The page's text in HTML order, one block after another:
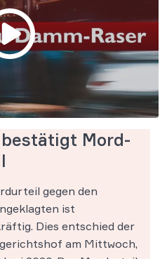
bestätigt Mord-
gegen den
ist
Dies entschied der
am Mittwoch,